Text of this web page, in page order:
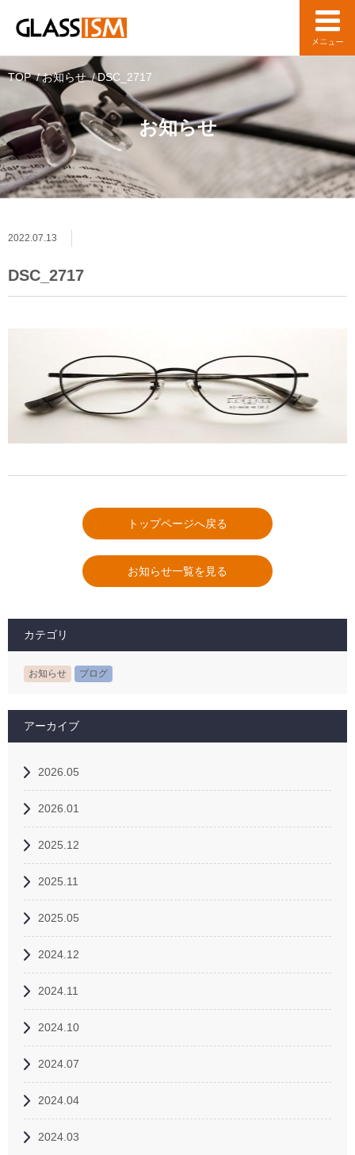
お知らせ
TOP お知らせ DSC_2717
2022.07.13
DSC_2717
トップページへ戻る
お知らせ一覧を見る
カテゴリ
お知らせ ブログ
アーカイブ
2026.05
2026.01
2025.12
2025.11
2025.05
2024.12
2024.11
2024.10
2024.07
2024.04
2024.03